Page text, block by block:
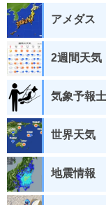
アメダス
2週間天気
気象予報
世界天気
地震情報